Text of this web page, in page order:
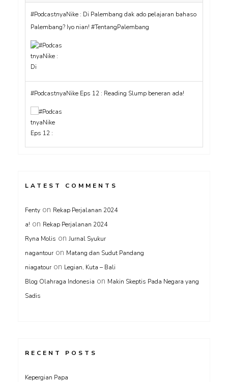
#PodcastnyaNike : Di Palembang dak ado pelajaran bahaso
Palembang? Iyo nian! #TentangPalembang
#PodcastnyaNike Eps 12 : Reading Slump beneran ada!
LATEST COMMENTS
Fenty on Rekap Perjalanan 2024
a! on Rekap Perjalanan 2024
Ryna Molis on Jurnal Syukur
nagantour on Matang dan Sudut Pandang
niagatour on Legian, Kuta – Bali
Blog Olahraga Indonesia on Makin Skeptis Pada Negara yang
Sadis
RECENT POSTS
Kepergian Papa